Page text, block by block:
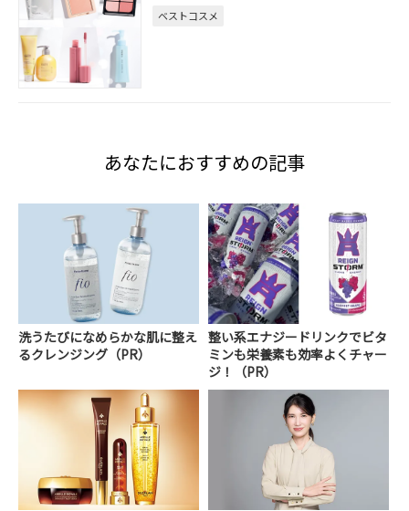
ベストコスメ
あなたにおすすめの記事
洗うたびになめらかな肌に整え
るクレンジング（PR）
整い系エナジードリンクでビタ
ミンも栄養素も効率よくチャー
ジ！（PR）